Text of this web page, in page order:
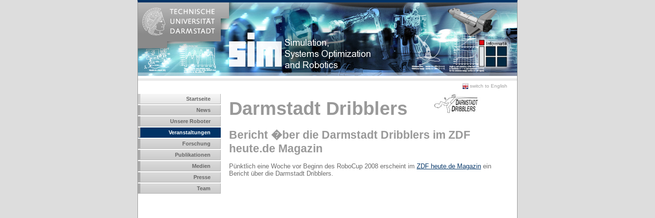
switch to English
Startseite
News
Unsere Roboter
Veranstaltungen
Forschung
Publikationen
Medien
Presse
Team
Darmstadt Dribblers
Bericht �ber die Darmstadt Dribblers im ZDF
heute.de Magazin
Pünktlich eine Woche vor Beginn des RoboCup 2008 erscheint im ZDF heute.de Magazin ein
Bericht über die Darmstadt Dribblers.